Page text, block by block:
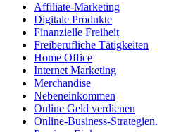
Affiliate-Marketing
Digitale Produkte
Finanzielle Freiheit
Freiberufliche Tätigkeiten
Home Office
Internet Marketing
Merchandise
Nebeneinkommen
Online Geld verdienen
Online-Business-Strategien.